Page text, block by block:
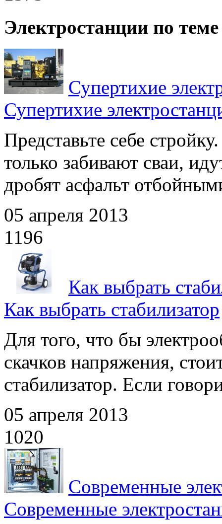
Электростанции по теме
Супертихие
Супертихие
Представьте себе
только забивают сваи,
дробят асфальт
05 апреля 2013
1196
Как выбрать
Как выбрать стабилизатор
Для того, что бы
скачков напряжения,
стабилизатор. Если
05 апреля 2013
1020
Современные
Современные